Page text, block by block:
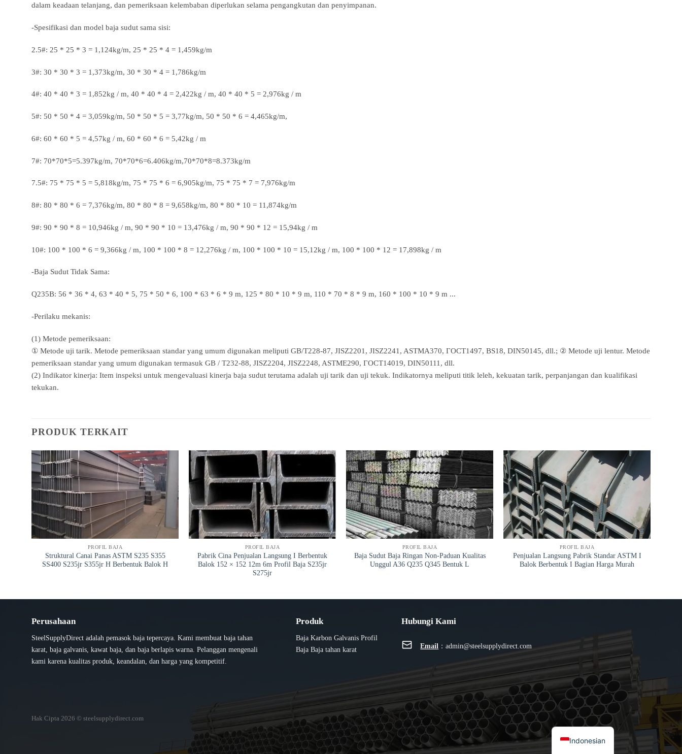
dalam keadaan telanjang, dan pemeriksaan kelembaban diperlukan selama pengangkutan dan penyimpanan.
-Spesifikasi dan model baja sudut sama sisi:
2.5#: 25 * 25 * 3 = 1,124kg/m, 25 * 25 * 4 = 1,459kg/m
3#: 30 * 30 * 3 = 1,373kg/m, 30 * 30 * 4 = 1,786kg/m
4#: 40 * 40 * 3 = 1,852kg / m, 40 * 40 * 4 = 2,422kg / m, 40 * 40 * 5 = 2,976kg / m
5#: 50 * 50 * 4 = 3,059kg/m, 50 * 50 * 5 = 3,77kg/m, 50 * 50 * 6 = 4,465kg/m,
6#: 60 * 60 * 5 = 4,57kg / m, 60 * 60 * 6 = 5,42kg / m
7#: 70*70*5=5.397kg/m, 70*70*6=6.406kg/m,70*70*8=8.373kg/m
7.5#: 75 * 75 * 5 = 5,818kg/m, 75 * 75 * 6 = 6,905kg/m, 75 * 75 * 7 = 7,976kg/m
8#: 80 * 80 * 6 = 7,376kg/m, 80 * 80 * 8 = 9,658kg/m, 80 * 80 * 10 = 11,874kg/m
9#: 90 * 90 * 8 = 10,946kg / m, 90 * 90 * 10 = 13,476kg / m, 90 * 90 * 12 = 15,94kg / m
10#: 100 * 100 * 6 = 9,366kg / m, 100 * 100 * 8 = 12,276kg / m, 100 * 100 * 10 = 15,12kg / m, 100 * 100 * 12 = 17,898kg / m
-Baja Sudut Tidak Sama:
Q235B: 56 * 36 * 4, 63 * 40 * 5, 75 * 50 * 6, 100 * 63 * 6 * 9 m, 125 * 80 * 10 * 9 m, 110 * 70 * 8 * 9 m, 160 * 100 * 10 * 9 m ...
-Perilaku mekanis:
(1) Metode pemeriksaan:
① Metode uji tarik. Metode pemeriksaan standar yang umum digunakan meliputi GB/T228-87, JISZ2201, JISZ2241, ASTMA370, ГОСТ1497, BS18, DIN50145, dll.; ② Metode uji lentur. Metode
pemeriksaan standar yang umum digunakan termasuk GB / T232-88, JISZ2204, JISZ2248, ASTME290, ГОСТ14019, DIN50111, dll.
(2) Indikator kinerja: Item inspeksi untuk mengevaluasi kinerja baja sudut terutama adalah uji tarik dan uji tekuk. Indikatornya meliputi titik leleh, kekuatan tarik, perpanjangan dan kualifikasi
tekukan.
PRODUK TERKAIT
PROFIL BAJA
Struktural Canai Panas ASTM S235 S355
SS400 S235jr S355jr H Berbentuk Balok H
PROFIL BAJA
Pabrik Cina Penjualan Langsung I Berbentuk
Balok 152 × 152 12m 6m Profil Baja S235jr
S275jr
PROFIL BAJA
Baja Sudut Baja Ringan Non-Paduan Kualitas
Unggul A36 Q235 Q345 Bentuk L
PROFIL BAJA
Penjualan Langsung Pabrik Standar ASTM I
Balok Berbentuk I Bagian Harga Murah
Perusahaan
SteelSupplyDirect adalah pemasok baja tepercaya. Kami membuat baja tahan
karat, baja galvanis, kawat baja, dan baja berlapis warna. Pelanggan mengenali
kami karena kualitas produk, keandalan, dan harga yang kompetitif.
Produk
Baja Karbon Galvanis Profil
Baja Baja tahan karat
Hubungi Kami
Email ：admin@steelsupplydirect.com
Hak Cipta 2026 © steelsupplydirect.com
Indonesian